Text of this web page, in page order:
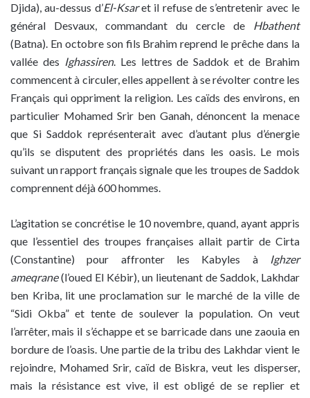
Djida), au-dessus d’El-Ksaret il refuse de s’entretenir avec le
général Desvaux, commandant du cercle de Hbathent
(Batna). En octobre son fils Brahim reprend le prêche dans la
vallée des Ighassiren. Les lettres de Saddok et de Brahim
commencent à circuler, elles appellent à se révolter contre les
Français qui oppriment la religion. Les caïds des environs, en
particulier Mohamed Srir ben Ganah, dénoncent la menace
que Si Saddok représenterait avec d’autant plus d’énergie
qu’ils se disputent des propriétés dans les oasis. Le mois
suivant un rapport français signale que les troupes de Saddok
comprennent déjà 600 hommes.
L’agitation se concrétise le 10 novembre, quand, ayant appris
que l’essentiel des troupes françaises allait partir de Cirta
(Constantine) pour affronter les Kabyles à
Ighzer
ameqrane(l’oued El Kébir), un lieutenant de Saddok, Lakhdar
ben Kriba, lit une proclamation sur le marché de la ville de
“Sidi Okba” et tente de soulever la population. On veut
l’arrêter, mais il s’échappe et se barricade dans une zaouia en
bordure de l’oasis. Une partie de la tribu des Lakhdar vient le
rejoindre, Mohamed Srir, caïd de Biskra, veut les disperser,
mais la résistance est vive, il est obligé de se replier et